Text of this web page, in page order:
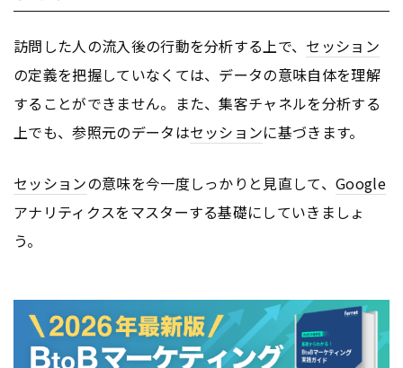
訪問した人の流入後の行動を分析する上で、 セッション
の定義を把握していなくては、データの意味自体を理解
することができません。また、集客チャネルを分析する
上でも、参照元のデータはセッションに基づきます。
セッションの意味を今一度しっかりと見直して、Google
アナリティクスをマスターする基礎にしていきましょ
う。